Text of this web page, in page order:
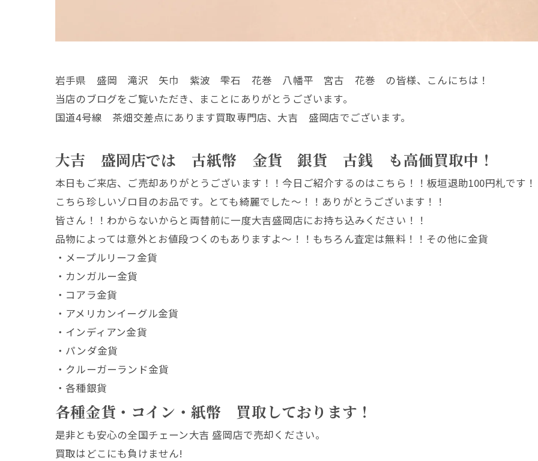
岩手県 盛岡 滝沢 矢巾 紫波 雫石 花巻 八幡平 宮古 花巻 の皆様、こんにちは！
当店のブログをご覧いただき、まことにありがとうございます。
国道4号線 茶畑交差点にあります買取専門店、大吉 盛岡店でございます。
大吉 盛岡店では 古紙幣 金貨 銀貨 古銭 も高価買取中！
本日もご来店、ご売却ありがとうございます！！今日ご紹介するのはこちら！！板垣退助100円札です
こちら珍しいゾロ目のお品です。とても綺麗でした～！！ありがとうございます！！
皆さん！！わからないからと両替前に一度大吉盛岡店にお持ち込みください！！
品物によっては意外とお値段つくのもありますよ～！！もちろん査定は無料！！その他に金貨
・メープルリーフ金貨
・カンガルー金貨
・コアラ金貨
・アメリカンイーグル金貨
・インディアン金貨
・パンダ金貨
・クルーガーランド金貨
・各種銀貨
各種金貨・コイン・紙幣 買取しております！
是非とも安心の全国チェーン大吉 盛岡店で売却ください。
買取はどこにも負けません!